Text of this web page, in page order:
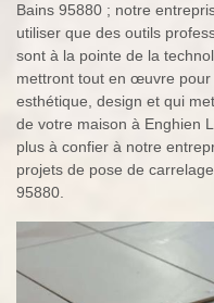
Bains 95880 ; notre
utiliser que des outils
sont à la pointe de la
mettront tout en œuvre
esthétique, design et qui
de votre maison à Enghien
plus à confier à notre
projets de pose de
95880.